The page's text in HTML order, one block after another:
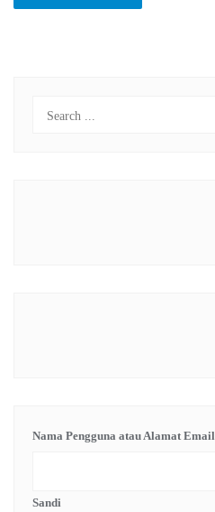
Nama Pengguna atau Alamat Email
Sandi